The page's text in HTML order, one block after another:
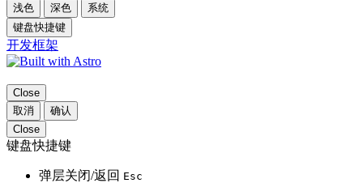
浅色 深色
系统
键盘快捷键
开发框架
Close
取消
确认
Close
键盘快捷键
弹层关闭/返回 Esc